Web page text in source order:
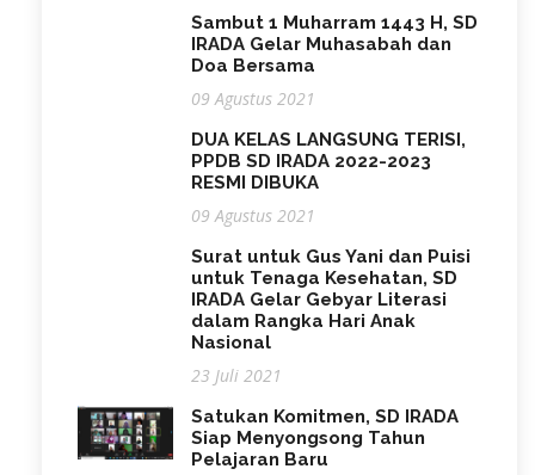
Sambut 1 Muharram 1443 H, SD
IRADA Gelar Muhasabah dan
Doa Bersama
09 Agustus 2021
DUA KELAS LANGSUNG TERISI,
PPDB SD IRADA 2022-2023
RESMI DIBUKA
09 Agustus 2021
Surat untuk Gus Yani dan Puisi
untuk Tenaga Kesehatan, SD
IRADA Gelar Gebyar Literasi
dalam Rangka Hari Anak
Nasional
23 Juli 2021
Satukan Komitmen, SD IRADA
Siap Menyongsong Tahun
Pelajaran Baru